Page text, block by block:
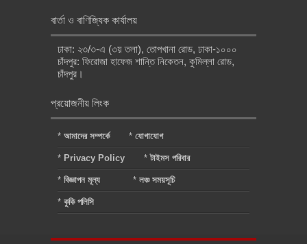
বার্তা ও বাণিজ্যিক কার্যালয়
ঢাকা: ২৩/৩-এ (৩য় তলা), তোপখানা রোড, ঢাকা-১০০০
চাঁদপুর: ফিরোজা হাফেজ শান্তি নিকেতন, কুমিল্লা রোড,
চাঁদপুর।
প্রয়োজনীয় লিংক
* আমাদের সম্পর্কে * যোগাযোগ
* Privacy Policy *টাইমস পরিবার
* বিজ্ঞাপন মূল্য * লঞ্চ সময়সূচি
* কুকি পলিসি